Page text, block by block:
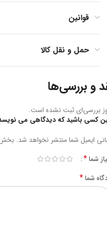
قوانین
حمل و نقل کالا
و بررسی‌ها
بررسی‌ای ثبت نشده است.
کسی باشید که دیدگاهی می
ایمیل شما منتشر نخواهد شد.
شما*
شما*